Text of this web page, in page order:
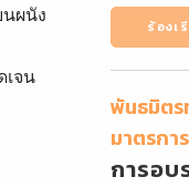
ผนัง
จน
ร้องเ
พันธมิตร
มาตรกา
การอบ